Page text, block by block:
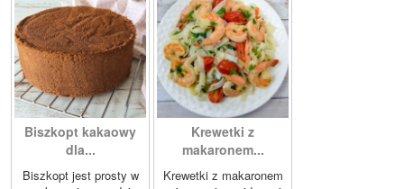
Biszkopt kakaowy
dla...
Biszkopt jest prosty w
Krewetki z
makaronem...
Krewetki z makaronem